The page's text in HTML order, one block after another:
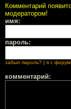
Комментарий
модератором!
имя:
пароль:
забыл пароль? я с
комментарий: